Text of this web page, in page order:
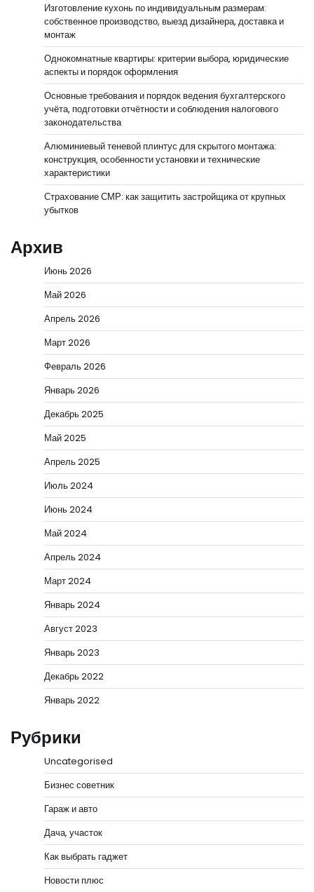
Изготовление кухонь по индивидуальным размерам:
собственное производство, выезд дизайнера, доставка и
монтаж
Однокомнатные квартиры: критерии выбора, юридические
аспекты и порядок оформления
Основные требования и порядок ведения бухгалтерского
учёта, подготовки отчётности и соблюдения налогового
законодательства
Алюминиевый теневой плинтус для скрытого монтажа:
конструкция, особенности установки и технические
характеристики
Страхование СМР: как защитить застройщика от крупных
убытков
Архив
Июнь 2026
Май 2026
Апрель 2026
Март 2026
Февраль 2026
Январь 2026
Декабрь 2025
Май 2025
Апрель 2025
Июль 2024
Июнь 2024
Май 2024
Апрель 2024
Март 2024
Январь 2024
Август 2023
Январь 2023
Декабрь 2022
Январь 2022
Рубрики
Uncategorised
Бизнес советник
Гараж и авто
Дача, участок
Как выбрать гаджет
Новости плюс